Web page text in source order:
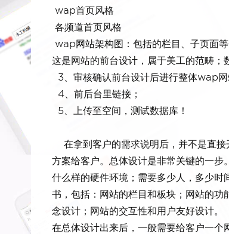
wap首页风格
各频道首页风格
wap网站架构图：包括的栏目、子页面
这是网站的前台设计，属于美工的范畴；
3、审核确认前台设计后进行整体wap网
4、前后台里链接；
5、上传至空间，测试数据库！
在拿到客户的需求说明后，并不是直接
方案给客户。总体设计是非常关键的一
什么样的硬件环境；需要多少人，多少
书，包括：网站的栏目和板块；网站的
念设计；网站的交互性和用户友好设计。
在总体设计出来后，一般需要给客户一